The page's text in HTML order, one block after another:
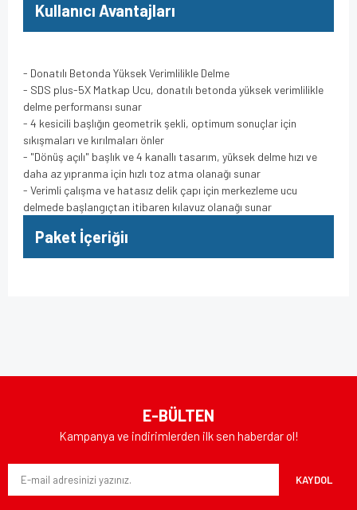
Kullanıcı Avantajları
- Donatılı Betonda Yüksek Verimlilikle Delme
- SDS plus-5X Matkap Ucu, donatılı betonda yüksek verimlilikle
delme performansı sunar
- 4 kesicili başlığın geometrik şekli, optimum sonuçlar için
sıkışmaları ve kırılmaları önler
- "Dönüş açılı" başlık ve 4 kanallı tasarım, yüksek delme hızı ve
daha az yıpranma için hızlı toz atma olanağı sunar
- Verimli çalışma ve hatasız delik çapı için merkezleme ucu
delmede başlangıçtan itibaren kılavuz olanağı sunar
Paket İçeriğiı
Ürün resmi kalitesiz, bozuk veya görüntülenemiyor.
Ürün açıklamasında eksik bilgiler bulunuyor.
Ürün fiyatı diğer sitelerden daha pahalı.
E-BÜLTEN
Kampanya ve indirimlerden ilk sen haberdar ol!
KAYDOL